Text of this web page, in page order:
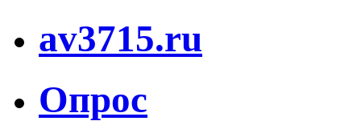
av3715.ru
Опрос